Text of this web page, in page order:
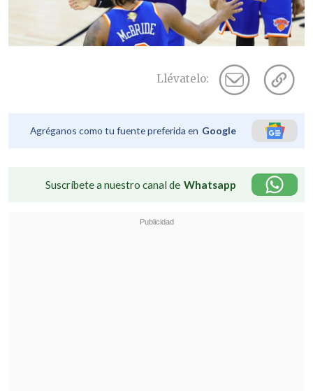
Llévatelo:
Agréganos como tu fuente preferida en Google
Suscríbete a nuestro canal de Whatsapp